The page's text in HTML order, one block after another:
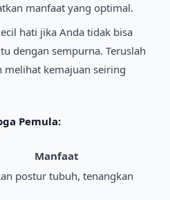
manfaat yang optimal.
hati jika Anda tidak bisa
dengan sempurna. Teruslah
melihat kemajuan seiring
Pemula:
Manfaat
postur tubuh, tenangkan